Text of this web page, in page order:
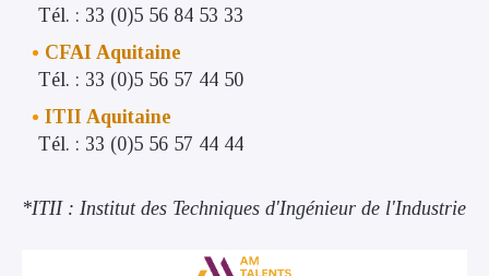
Tél. : 33 (0)5 56 84 53 33
CFAI Aquitaine
Tél. : 33 (0)5 56 57 44 50
ITII Aquitaine
Tél. : 33 (0)5 56 57 44 44
*ITII : Institut des Techniques d'Ingénieur de l'Industrie